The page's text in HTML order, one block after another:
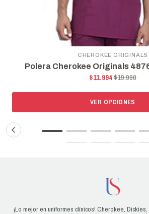
Rojo Burdeo Polera
¡Lo mejor en uniformes clínicos! Cherokee, Dickies,